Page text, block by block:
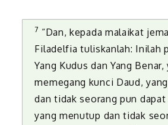
7 “Dan, kepada malaikat
Filadelfia tuliskanlah: Inilah
Yang Kudus dan Yang Benar,
memegang kunci Daud, yang
dan tidak seorang pun
yang menutup dan tidak